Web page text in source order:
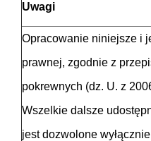
Uwagi
Opracowanie niniejsze i
prawnej, zgodnie z
pokrewnych (dz. U. z
Wszelkie dalsze
jest dozwolone